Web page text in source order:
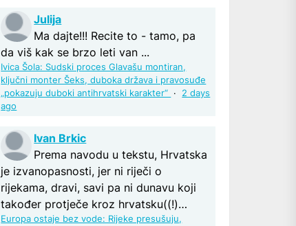
Julija
Ma dajte!!! Recite to - tamo, pa
da viš kak se brzo leti van ...
Ivica Šola: Sudski proces Glavašu montiran,
ključni monter Šeks, duboka država i pravosuđe
„pokazuju duboki antihrvatski karakter“ · 2 days
ago
Ivan Brkic
Prema navodu u tekstu, Hrvatska
je izvanopasnosti, jer ni riječi o
rijekama, dravi, savi pa ni dunavu koji
također protječe kroz hrvatsku((!)…
Europa ostaje bez vode: Rijeke presušuju,